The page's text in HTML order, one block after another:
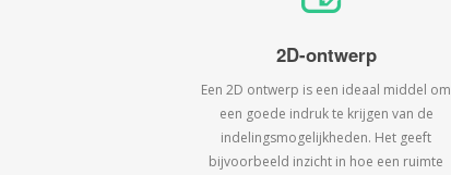
2D-ontwerp
Een 2D ontwerp is een ideaal middel om
een goede indruk te krijgen van de
indelingsmogelijkheden. Het geeft
bijvoorbeeld inzicht in hoe een ruimte